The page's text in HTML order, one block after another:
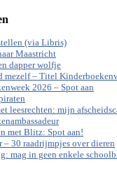
(via Libris)
Maastricht
dapper wolfje
mezelf – Titel
2026 – Spot aan
leesrechten: mijn
met Blitz: Spot aan!
– 30 raadrijmpjes over dieren
mag in geen enkele